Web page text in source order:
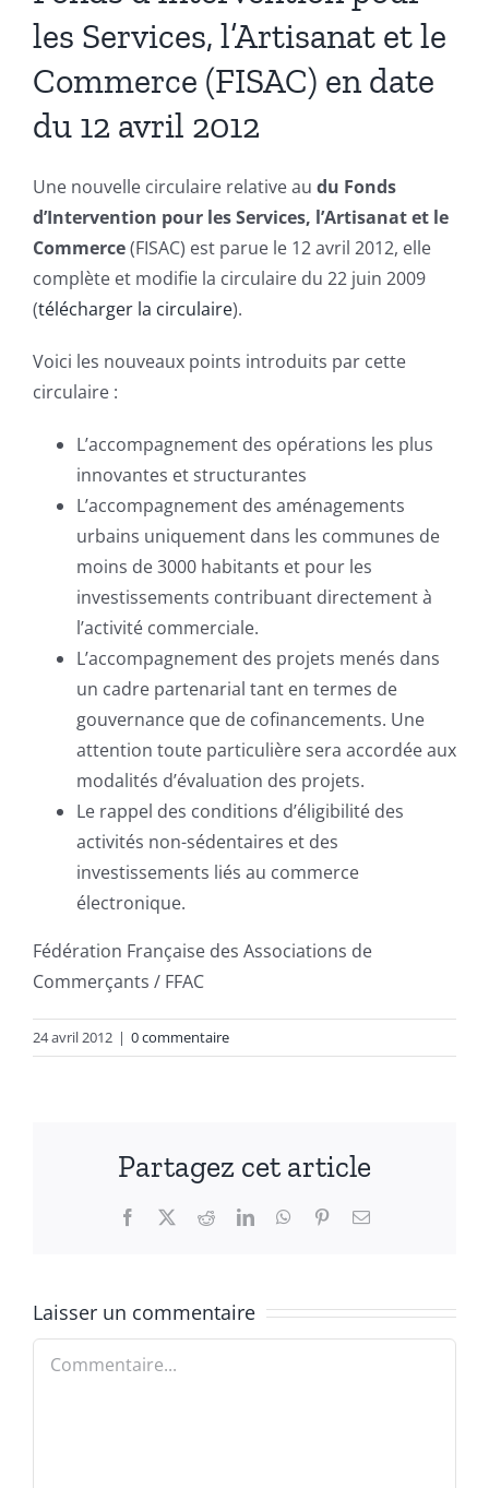
les Services, l’Artisanat et le
Commerce (FISAC) en date
du 12 avril 2012
Une nouvelle circulaire relative au du Fonds
d’Intervention pour les Services, l’Artisanat et le
Commerce(FISAC) est parue le 12 avril 2012, elle
complète et modifie la circulaire du 22 juin 2009
(télécharger la circulaire).
Voici les nouveaux points introduits par cette
circulaire :
L’accompagnement des opérations les plus
innovantes et structurantes
L’accompagnement des aménagements
urbains uniquement dans les communes de
moins de 3000 habitants et pour les
investissements contribuant directement à
l’activité commerciale.
L’accompagnement des projets menés dans
un cadre partenarial tant en termes de
gouvernance que de cofinancements. Une
attention toute particulière sera accordée aux
modalités d’évaluation des projets.
Le rappel des conditions d’éligibilité des
activités non-sédentaires et des
investissements liés au commerce
électronique.
Fédération Française des Associations de
Commerçants / FFAC
24 avril 2012 | 0 commentaire
Partagez cet article
Facebook RedditLinkedInWhatsApp
PinterestEmail
Laisser un commentaire
Commentaire